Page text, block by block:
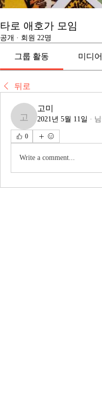
타로 애호가 모임
공개 · 회원 22명
그룹 활동 미디어
뒤로
고미
고미
2021년 5월 11일 ·
0
Write a comment...